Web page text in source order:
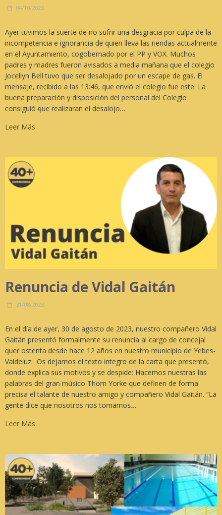
04/10/2023
Ayer tuvimos la suerte de no sufrir una desgracia por culpa de la
incompetencia e ignorancia de quien lleva las riendas actualmente
en el Ayuntamiento, cogobernado por el PP y VOX. Muchos
padres y madres fueron avisados a media mañana que el colegio
Jocellyn Bell tuvo que ser desalojado por un escape de gas. El
mensaje, recibido a las 13:46, que envió el colegio fue este: La
buena preparación y disposición del personal del Colegio
consiguió que realizaran el desalojo…
Leer Más
Renuncia de Vidal Gaitán
31/08/2023
En el día de ayer, 30 de agosto de 2023, nuestro compañero Vidal
Gaitán presentó formalmente su renuncia al cargo de concejal
quer ostenta desde hace 12 años en nuestro municipio de Yebes-
Valdeluz. Os dejamos el texto integro de la carta que presentó,
donde explica sus motivos y se despide: Hacemos nuestras las
palabras del gran músico Thom Yorke que definen de forma
precisa el talante de nuestro amigo y compañero Vidal Gaitán. “La
gente dice que nosotros nos tomamos…
Leer Más